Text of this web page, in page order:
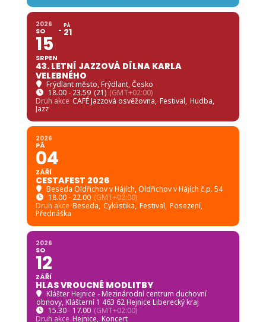
2026
SO
15
SRPEN
PÁ
21
43. LETNÍ JAZZOVÁ DÍLNA KARLA
VELEBNÉHO
Frýdlant město, Frýdlant, Česko
18.00 - 23.59 (21) (GMT+02:00)
Druh akce CAFÉ Jazzová osvěžovna, Festival, Hudba,
Jazz
2026
PÁ
04
ZÁŘÍ
CESTAFEST 2026
Beseda Oldřichov v Hájích, Oldřichov v Hájích č.p. 54
18.00 - 22.00 (GMT+02:00)
Druh akce Beseda, Cyklistika, Festival, Posezení,
Přednáška
2026
SO
12
ZÁŘÍ
HLAS VROUCNÉ MODLITBY
Klášter Hejnice - Mezinárodní centrum duchovní
obnovy, Klášterní 1 463 62 Hejnice Liberecký kraj
15.30 - 17.00 (GMT+02:00)
Druh akce Hejnice, Koncert